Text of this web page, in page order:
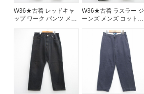
お気に入りリスト
会員登録
メルマガ登録
会社概要
店舗一覧
古着卸売
特定商取引法に基づく表示
W36★古着 レッドキャ
ップ ワーク パンツ メン
W36★古着 ラスラー ジ
ーンズ メンズ コットン
26aug07